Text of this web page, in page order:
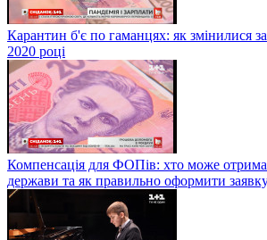
Карантин б'є по гаманцях: як змінилися
2020 році
Компенсація для ФОПів: хто може
держави та як правильно оформити